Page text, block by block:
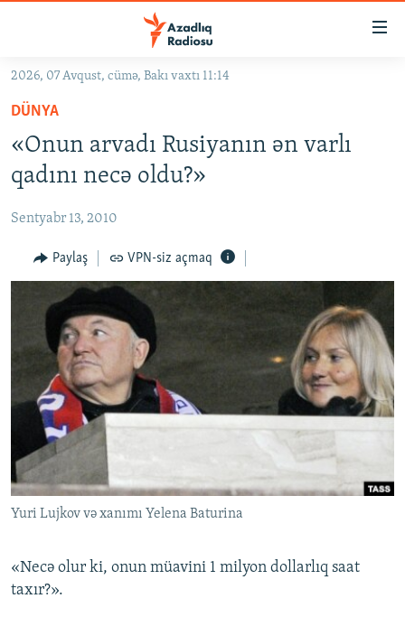
Əsas
qayıt
Əsas
naviqasiyaya
qayıt
Axtarışa
KORRUPSIOMETR
#ƏSLINDƏ
FƏRQƏ BAX
QANUNI DOĞRU
ARAŞDIRMA
MULTIMEDIA
VIDEO
FOTOQALEREYA
İNFOQRAFIKA
KARIKATURA
RADIO ARXIV
OXU ZALI
AZƏRBAYCAN ƏDƏBIYYATI KITABXANASI
İSLAM VƏ DEMOKRATIYA
İZ - MƏDƏNIYYƏT PROQRAMI
HAQQIMIZDA
MISSIYAMIZ
PEŞƏ ETIKASI VƏ JURNALISTIKA STANDARTLARIMIZ
MATERIALLARIMIZDAN ISTIFADƏ
AZADLIQRADIOSU MOBIL TELEFONUNUZDA
XƏBƏR BÜLLETENLƏRIMIZ
BIZI IZLƏ
RFE/RL-in bütün saytları
2026, 07 Avqust, cümə, Bakı vaxtı 11:14
DÜNYA
«Onun arvadı Rusiyanın ən varlı
qadını necə oldu?»
Sentyabr 13, 2010
Paylaş VPN-siz açmaq
Yuri Lujkov və xanımı Yelena Baturina
«Necə olur ki, onun müavini 1 milyon dollarlıq saat
taxır?».